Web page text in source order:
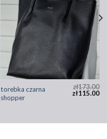
torebka czarna
shopper
zł173.00
zł115.00